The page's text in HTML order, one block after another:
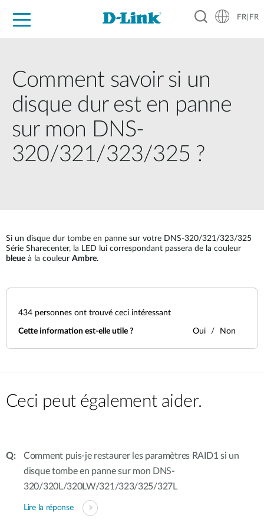
FR|FR
Comment savoir si un
disque dur est en panne
sur mon DNS-
320/321/323/325 ?
Si un disque dur tombe en panne sur votre DNS-320/321/323/325
Série Sharecenter, la LED lui correspondant passera de la couleur
bleue à la couleur Ambre.
434 personnes ont trouvé ceci intéressant
Cette information est-elle utile ? Oui Non
Ceci peut également aider.
Comment puis-je restaurer les paramètres RAID1 si un
disque tombe en panne sur mon DNS-
320/320L/320LW/321/323/325/327L
Lire la réponse